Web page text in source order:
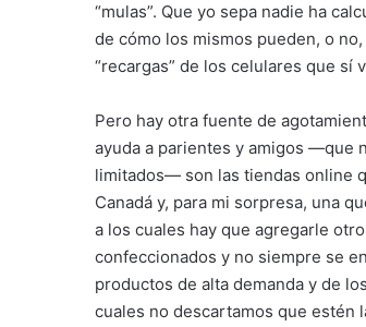
“mulas”. Que yo sepa nadie ha
de cómo los mismos pueden, o
“recargas” de los celulares que sí
Pero hay otra fuente de
ayuda a parientes y amigos —que
limitados— son las tiendas online
Canadá y, para mi sorpresa, una
a los cuales hay que agregarle
confeccionados y no siempre se
productos de alta demanda y de
cuales no descartamos que estén